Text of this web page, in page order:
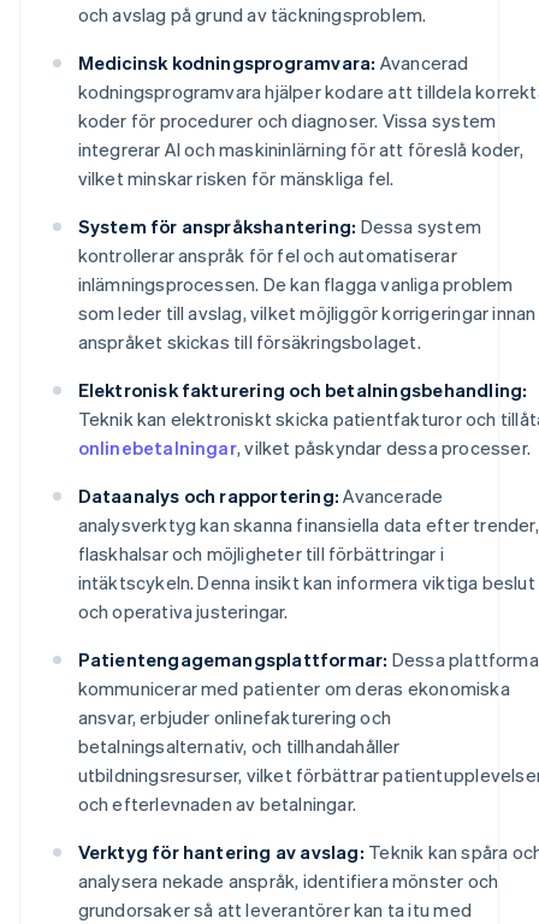
och avslag på grund av täckningsproblem.
Medicinsk kodningsprogramvara: Avancerad
kodningsprogramvara hjälper kodare att tilldela
koder för procedurer och diagnoser. Vissa system
integrerar AI och maskininlärning för att föreslå koder,
vilket minskar risken för mänskliga fel.
System för anspråkshantering: Dessa system
kontrollerar anspråk för fel och automatiserar
inlämningsprocessen. De kan flagga vanliga problem
som leder till avslag, vilket möjliggör korrigeringar innan
anspråket skickas till försäkringsbolaget.
Elektronisk fakturering och betalningsbehandling:
Teknik kan elektroniskt skicka patientfakturor och
onlinebetalningar, vilket påskyndar dessa processer.
Dataanalys och rapportering: Avancerade
analysverktyg kan skanna finansiella data efter trender,
flaskhalsar och möjligheter till förbättringar i
intäktscykeln. Denna insikt kan informera viktiga beslut
och operativa justeringar.
Patientengagemangsplattformar: Dessa
kommunicerar med patienter om deras ekonomiska
ansvar, erbjuder onlinefakturering och
betalningsalternativ, och tillhandahåller
utbildningsresurser, vilket förbättrar
och efterlevnaden av betalningar.
Verktyg för hantering av avslag: Teknik kan spåra
analysera nekade anspråk, identifiera mönster och
grundorsaker så att leverantörer kan ta itu med